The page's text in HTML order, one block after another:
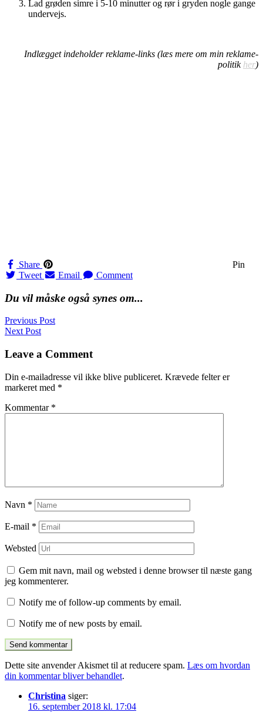
Lad grøden simre i 5-10 minutter og rør i gryden nogle gange
undervejs.
Indlægget indeholder reklame-links (læs mere om min reklame-
politik her)
Share
Pin
Tweet
Email Comment
Du vil måske også synes om...
Navigation
til
indlæg
Previous Post
Next Post
Leave a Comment
Din e-mailadresse vil ikke blive publiceret. Krævede felter er
markeret med *
Kommentar *
Navn *
E-mail *
Websted
Gem mit navn, mail og websted i denne browser til næste gang
jeg kommenterer.
Notify me of follow-up comments by email.
Notify me of new posts by email.
Dette site anvender Akismet til at reducere spam. Læs om hvordan
din kommentar bliver behandlet.
Christina siger:
16. september 2018 kl. 17:04